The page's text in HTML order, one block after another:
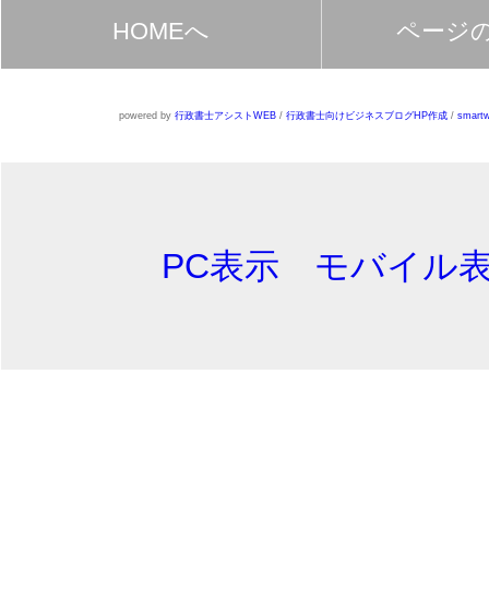
HOMEへ ページ
powered by 行政書士アシストWEB/ 行政書士向けビジネスブログHP作成/
PC表示 モバイル